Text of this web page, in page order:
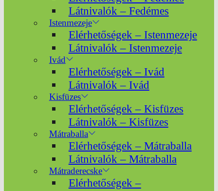
Látnivalók – Fedémes
Istenmezeje
Elérhetőségek – Istenmezeje
Látnivalók – Istenmezeje
Ivád
Elérhetőségek – Ivád
Látnivalók – Ivád
Kisfüzes
Elérhetőségek – Kisfüzes
Látnivalók – Kisfüzes
Mátraballa
Elérhetőségek – Mátraballa
Látnivalók – Mátraballa
Mátraderecske
Elérhetőségek –